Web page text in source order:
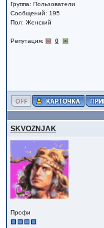
Группа: Пользователи
Сообщений: 195
Пол: Женский
Репутация: 0
SKVOZNJAK
Профи